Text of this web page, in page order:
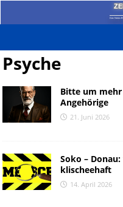
Das News-
Psyche
Bitte um
Angehörige
21. Juni 2026
Soko –
klischeehaft
14. April 2026